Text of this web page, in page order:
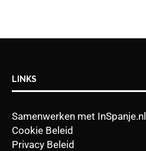
LINKS
Samenwerken met InSpanje.nl
Cookie Beleid
Privacy Beleid